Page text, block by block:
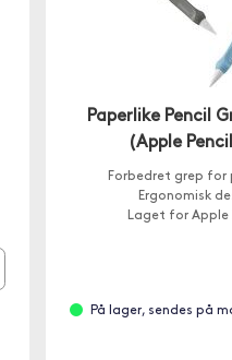
Paperlike Pencil
(Apple
Forbedret grep for
Ergonomisk
Laget for Apple
På lager, sendes på